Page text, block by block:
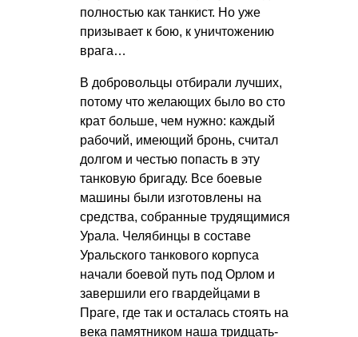
полностью как танкист. Но уже
призывает к бою, к уничтожению
врага…
В добровольцы отбирали лучших,
потому что желающих было во сто
крат больше, чем нужно: каждый
рабочий, имеющий бронь, считал
долгом и честью попасть в эту
танковую бригаду. Все боевые
машины были изготовлены на
средства, собранные трудящимися
Урала. Челябинцы в составе
Уральского танкового корпуса
начали боевой путь под Орлом и
завершили его гвардейцами в
Праге, где так и осталась стоять на
века памятником наша тридцать-